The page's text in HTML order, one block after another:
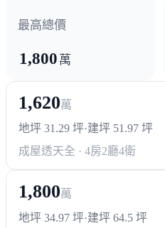
最高總價
1,800 萬
1,620萬
地坪 31.29 坪·建坪 51.97 坪
成屋透天全 · 4房2廳4衛
1,800萬
地坪 34.97 坪·建坪 64.5 坪